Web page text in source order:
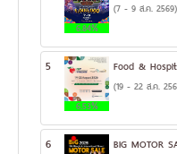
6.84%
(7 - 9 ส.ค. 2569)
5
6.53%
Food &
(19 - 22 ส.ค.
6 BIG MOTOR